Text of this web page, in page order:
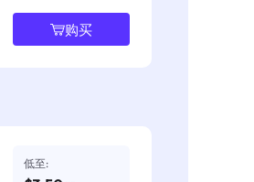
购买
低至: